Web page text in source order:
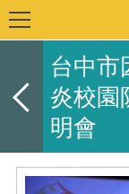
台中市
炎校園
明會